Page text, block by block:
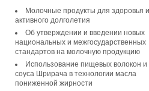
Молочные продукты для здоровья и
активного долголетия
Об утверждении и введении новых
национальных и межгосударственных
стандартов на молочную продукцию
Использование пищевых волокон и
соуса Шрирача в технологии масла
пониженной жирности